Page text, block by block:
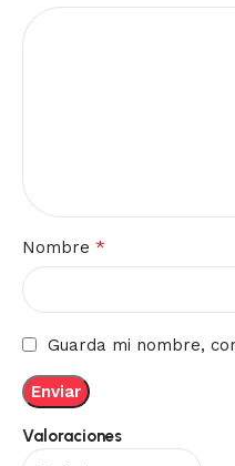
Valoraciones
Nombre *
Guarda mi nombre,